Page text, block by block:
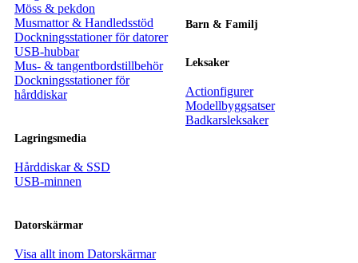
Möss & pekdon
Musmattor & Handledsstöd
Dockningsstationer för datorer
USB-hubbar
Mus- & tangentbordstillbehör
Dockningsstationer för
hårddiskar
Lagringsmedia
Hårddiskar & SSD
USB-minnen
Datorskärmar
Visa allt inom Datorskärmar
Barn & Familj
Leksaker
Actionfigurer
Modellbyggsatser
Badkarsleksaker